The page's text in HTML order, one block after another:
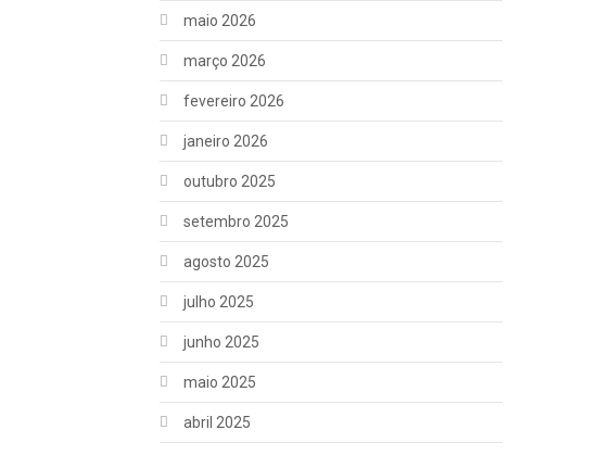
maio 2026
março 2026
fevereiro 2026
janeiro 2026
outubro 2025
setembro 2025
agosto 2025
julho 2025
junho 2025
maio 2025
abril 2025